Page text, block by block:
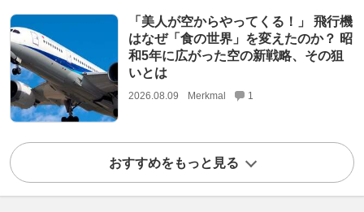
「美人が空からやってくる！」 飛行機
はなぜ「食の世界」を変えたのか？ 昭
和5年に広がった空の新戦略、その狙
いとは
2026.08.09 Merkmal 1
おすすめをもっと見る